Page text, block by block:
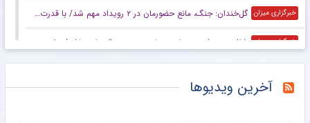
خبرگزاری میزان گل‌خندان: جنگ، مانع حضورمان در ۲ رویداد مهم شد/ با قدرت برای بازی‌های آسیایی و سهمیه المپیک می‌جنگیم
خبرگزاری میزان شافعی: هدف پرسپولیس نباید چیزی جز قهرمانی باشد/ برای جام ملت‌ها باید از برخی چهره‌ها عبور کنیم
آخرین ویدیوها